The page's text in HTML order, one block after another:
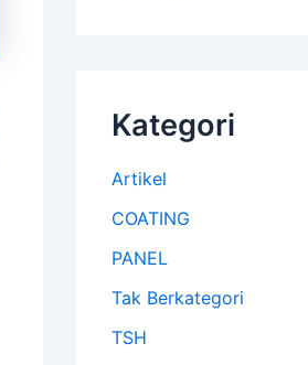
Kategori
Artikel
COATING
PANEL
Tak Berkategori
TSH